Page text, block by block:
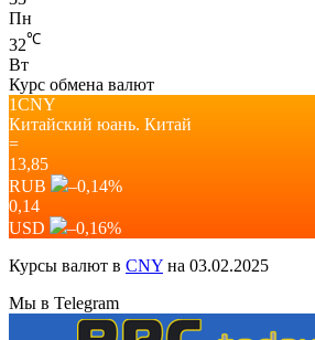
Пн
32℃
Вт
Курс обмена валют
1CNY
Китайский юань. Китай
=
13,85
RUB
–0,14%
0,14
USD
–0,16%
Курсы валют в CNY на 03.02.2025
Мы в Telegram